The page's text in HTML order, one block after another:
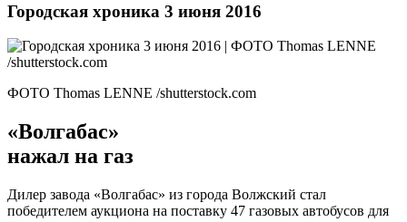
Городская хроника 3 июня 2016
ФОТО Thomas LENNE /shutterstock.com
«Волгабас»
нажал на газ
Дилер завода «Волгабас» из города Волжский стал
победителем аукциона на поставку 47 газовых автобусов для